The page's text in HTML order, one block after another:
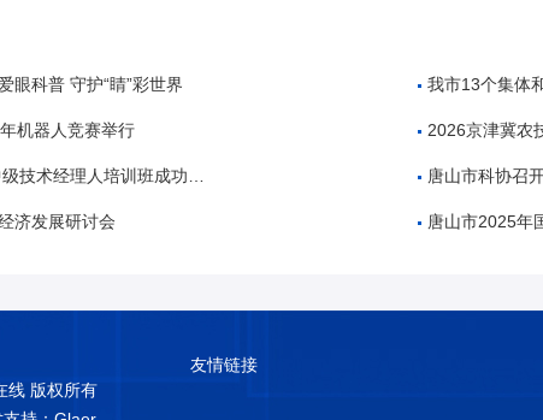
眼科普 守护“睛”彩世界 我市13个集体
机器人竞赛举行 2026京津冀农技协高质量发
技术经理人培训班成功举办 唐山市科协召
济发展研讨会 唐山市2025年国家技术转移
线 版权所有
友情链接